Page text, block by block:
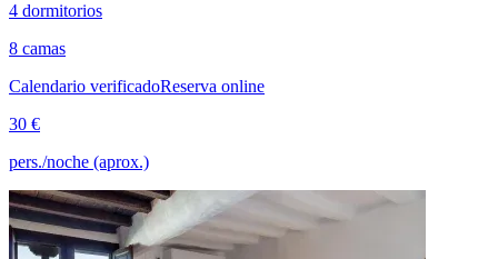
4 dormitorios
8 camas
Calendario verificadoReserva online
30 €
pers./noche (aprox.)